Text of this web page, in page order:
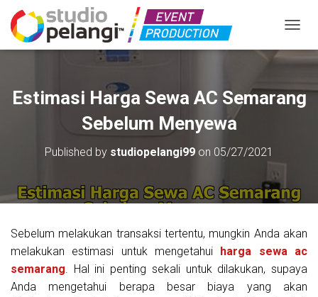
Estimasi Harga Sewa AC Semarang
Sebelum Menyewa
Published by studiopelangi99 on 05/27/2021
Sebelum melakukan transaksi tertentu, mungkin Anda akan
melakukan estimasi untuk mengetahui harga sewa ac
semarang. Hal ini penting sekali untuk dilakukan, supaya
Anda mengetahui berapa besar biaya yang akan